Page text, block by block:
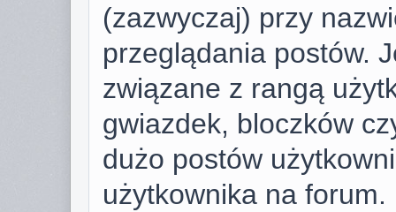
(zazwyczaj) przy
przeglądania postów.
związane z rangą
gwiazdek, bloczków
dużo postów
użytkownika na